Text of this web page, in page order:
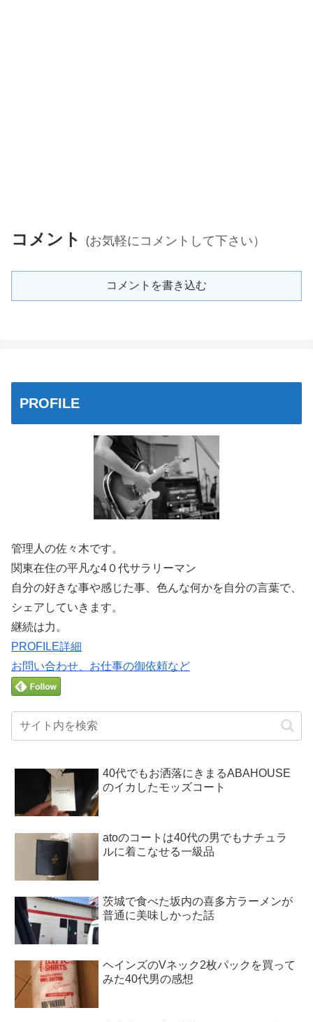
コメント (お気軽にコメントして下さい）
コメントを書き込む
PROFILE
管理人の佐々木です。
関東在住の平凡な4０代サラリーマン
自分の好きな事や感じた事、色んな何かを自分の言葉で、
シェアしていきます。
継続は力。
PROFILE詳細
お問い合わせ、お仕事の御依頼など
40代でもお洒落にきまるABAHOUSE
のイカしたモッズコート
atoのコートは40代の男でもナチュラ
ルに着こなせる一級品
茨城で食べた坂内の喜多方ラーメンが
普通に美味しかった話
ヘインズのVネック2枚パックを買って
みた40代男の感想